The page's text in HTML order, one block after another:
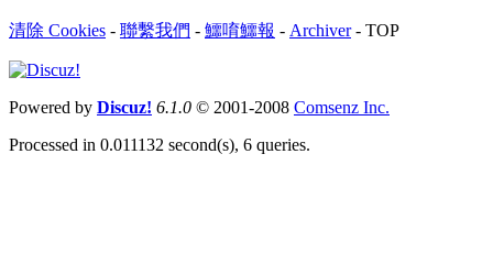
清除 Cookies - 聯繫我們 - 鱷唷鱷報 - Archiver- TOP
Powered by Discuz! 6.1.0 © 2001-2008 Comsenz Inc.
Processed in 0.011132 second(s), 6 queries.